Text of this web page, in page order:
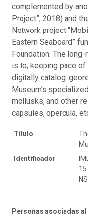
complemented by
Project”, 2018) and
Network project
Eastern Seaboard”
Foundation. The
is to, keeping pace
digitally catalog,
Museum’s
mollusks, and other
capsules, opercula,
Título
Identificador
Personas asociadas